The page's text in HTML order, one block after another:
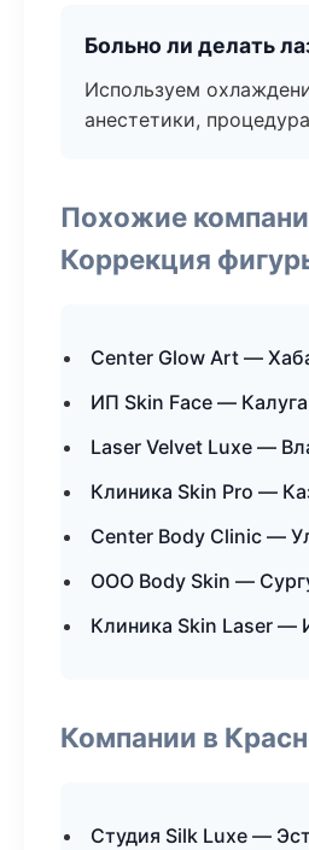
Больно ли делать
Используем
анестетики,
Похожие
Коррекция
Center Glow Art —
ИП Skin Face — Калуга
Laser Velvet Luxe —
Клиника Skin Pro —
Center Body Clinic —
ООО Body Skin —
Клиника Skin Laser —
Компании в
Студия Silk Luxe —